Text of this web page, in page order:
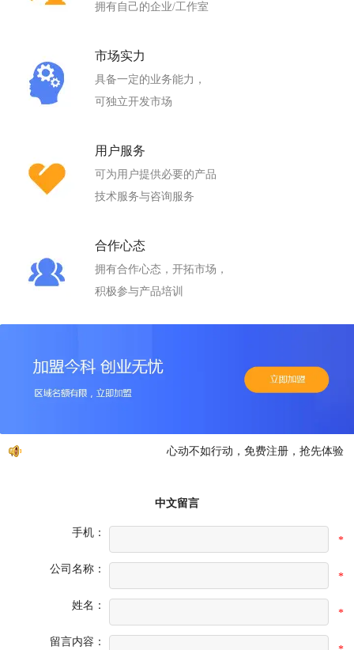
拥有自己的企业/工作室
市场实力
具备一定的业务能力，
可独立开发市场
用户服务
可为用户提供必要的产品
技术服务与咨询服务
合作心态
拥有合作心态，开拓市场，
积极参与产品培训
心动不如行动，免费注册，抢先体验【
中文留言
手机：
*
公司名称：
*
姓名：
*
留言内容：